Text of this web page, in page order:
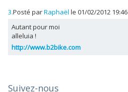
3.Posté parRaphaël le 01/02/2012 19:46
Autant pour moi
alleluia !
http://www.b2bike.com
Suivez-nous